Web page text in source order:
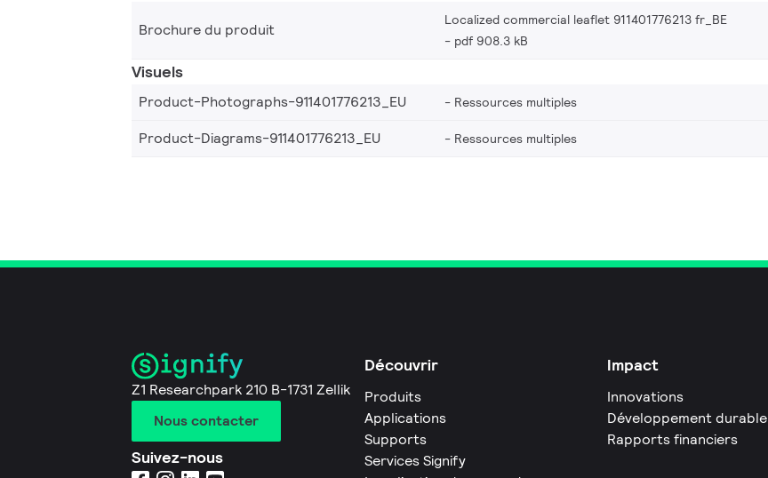
Brochure du produit
Localized commercial leaflet 911401776213 fr_BE
pdf 908.3 kB
Visuels
Product-Photographs-911401776213_EU Ressources multiples
Product-Diagrams-911401776213_EU
Ressources multiples
Z1 Researchpark 210 B-1731 Zellik
Nous contacter
Suivez-nous
Découvrir
Produits
Applications
Supports
Services Signify
Impact
Innovations
Développement durable
Rapports financiers